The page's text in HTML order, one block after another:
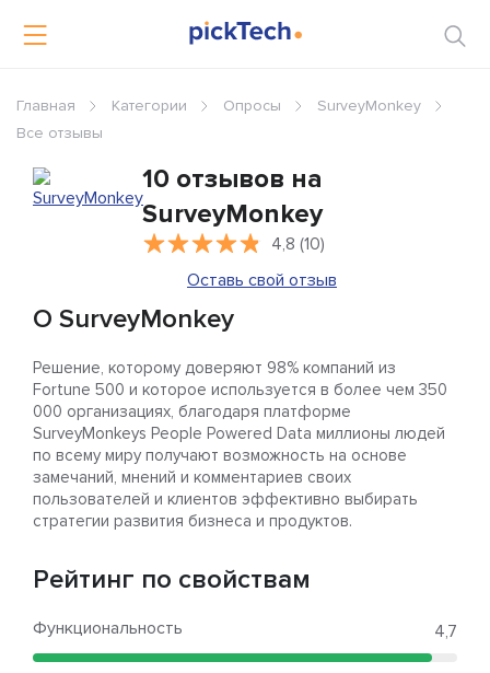
Главная Категории Опросы
SurveyMonkey
Все отзывы
10 отзывов на
SurveyMonkey
4,8 (10)
Оставь свой отзыв
О SurveyMonkey
Решение, которому доверяют 98% компаний из
Fortune 500 и которое используется в более чем 350
000 организациях, благодаря платформе
SurveyMonkeys People Powered Data миллионы людей
по всему миру получают возможность на основе
замечаний, мнений и комментариев своих
пользователей и клиентов эффективно выбирать
стратегии развития бизнеса и продуктов.
Рейтинг по свойствам
Функциональность 4,7